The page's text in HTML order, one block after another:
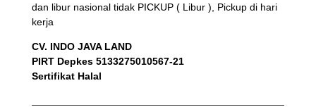
dan libur nasional tidak PICKUP ( Libur ), Pickup di hari
kerja
CV. INDO JAVA LAND
PIRT Depkes 5133275010567-21
Sertifikat Halal